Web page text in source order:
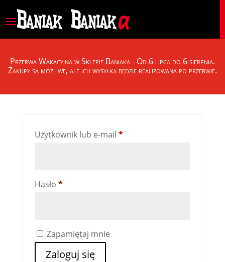
Przerwa Wakacyjna w Sklepie Baniaka - Od 6 lipca do 6 sierpnia.
Zakupy są możliwe, ale ich wysyłka będzie realizowana po przerwie.
Użytkown­ik lub e‑mail *
Hasło *
Zapamię­taj mnie
Zaloguj się